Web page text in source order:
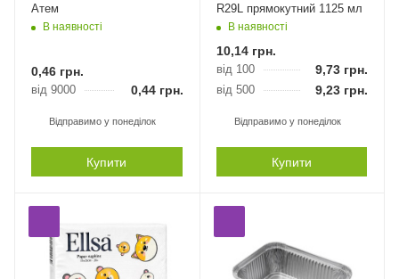
Атем
В наявності
0,46 грн.
від 9000 0,44грн.
Відправимо у понеділок
Купити
R29L прямокутний 1125 мл
В наявності
10,14грн.
від 100 9,73 грн.
від 500 9,23 грн.
Відправимо у понеділок
Купити